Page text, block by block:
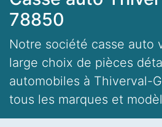
78850
Notre société casse auto
large choix de pièces
automobiles à Thiverval-
tous les marques et